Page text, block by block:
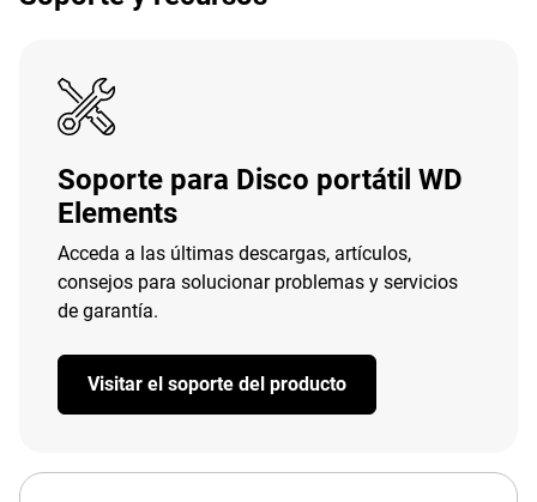
Soporte para Disco portátil WD
Elements
Acceda a las últimas descargas, artículos,
consejos para solucionar problemas y servicios
de garantía.
Visitar el soporte del producto